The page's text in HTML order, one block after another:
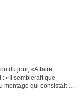
du jour, «Affaire
: «Il semblerait que
qui consistait à